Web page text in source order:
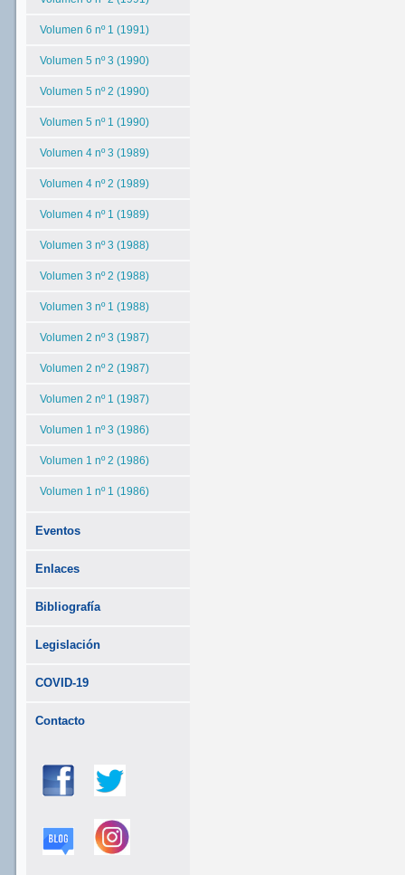
Volumen 6 nº 1 (1991)
Volumen 5 nº 3 (1990)
Volumen 5 nº 2 (1990)
Volumen 5 nº 1 (1990)
Volumen 4 nº 3 (1989)
Volumen 4 nº 2 (1989)
Volumen 4 nº 1 (1989)
Volumen 3 nº 3 (1988)
Volumen 3 nº 2 (1988)
Volumen 3 nº 1 (1988)
Volumen 2 nº 3 (1987)
Volumen 2 nº 2 (1987)
Volumen 2 nº 1 (1987)
Volumen 1 nº 3 (1986)
Volumen 1 nº 2 (1986)
Volumen 1 nº 1 (1986)
Eventos
Enlaces
Bibliografía
Legislación
COVID-19
Contacto